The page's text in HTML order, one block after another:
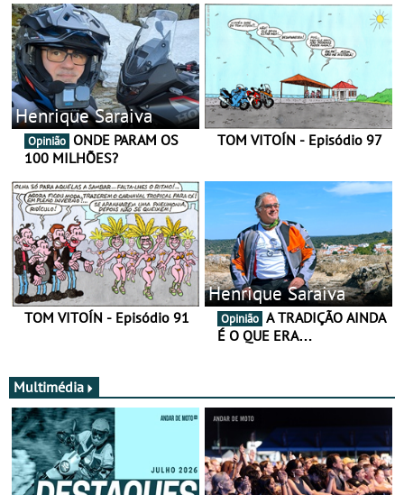
Henrique Saraiva
Opinião
100 MILHÕES?
TOM VITOÍN - Episódio 97
TOM VITOÍN - Episódio 91
Henrique Saraiva
Opinião
É O QUE ERA…
Multimédia